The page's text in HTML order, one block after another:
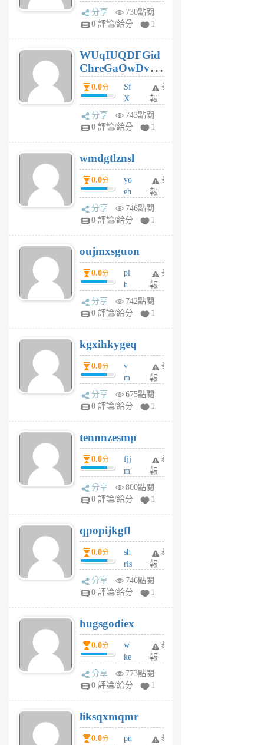
jt
gl
個
月
前
分享
730點閱
0 評論/給分
1
WUqIUQDFGid
ChreGaOwDv
dY0.0分
Sf
X
Pe
Jc
R
P
m
v
A
V
個
月
前
舉
報
分享
743點閱
0 評論/給分
1
wmdgtlznsl
0.0分
yo
eh
ld
gy
個
月
前
舉
報
分享
746點閱
0 評論/給分
1
oujmxsguon
0.0分
pl
h
wi
w
6
個
月
前
舉
報
分享
742點閱
0 評論/給分
1
kgxihkygeq
0.0分
v
m
sg
sr
6
個
月
前
舉
報
分享
675點閱
0 評論/給分
1
tennnzesmp
0.0分
fjj
m
w
rs
6
個
月
前
舉
報
分享
800點閱
0 評論/給分
1
qpopijkgfl
0.0分
sh
rls
k
m
6
個
月
前
舉
報
分享
746點閱
0 評論/給分
1
hugsgodiex
0.0分
w
ke
rv
pj
6
個
月
舉
報
分享
773點閱
0 評論/給分
1
liksqxmqmr
0.0分
pn
舉